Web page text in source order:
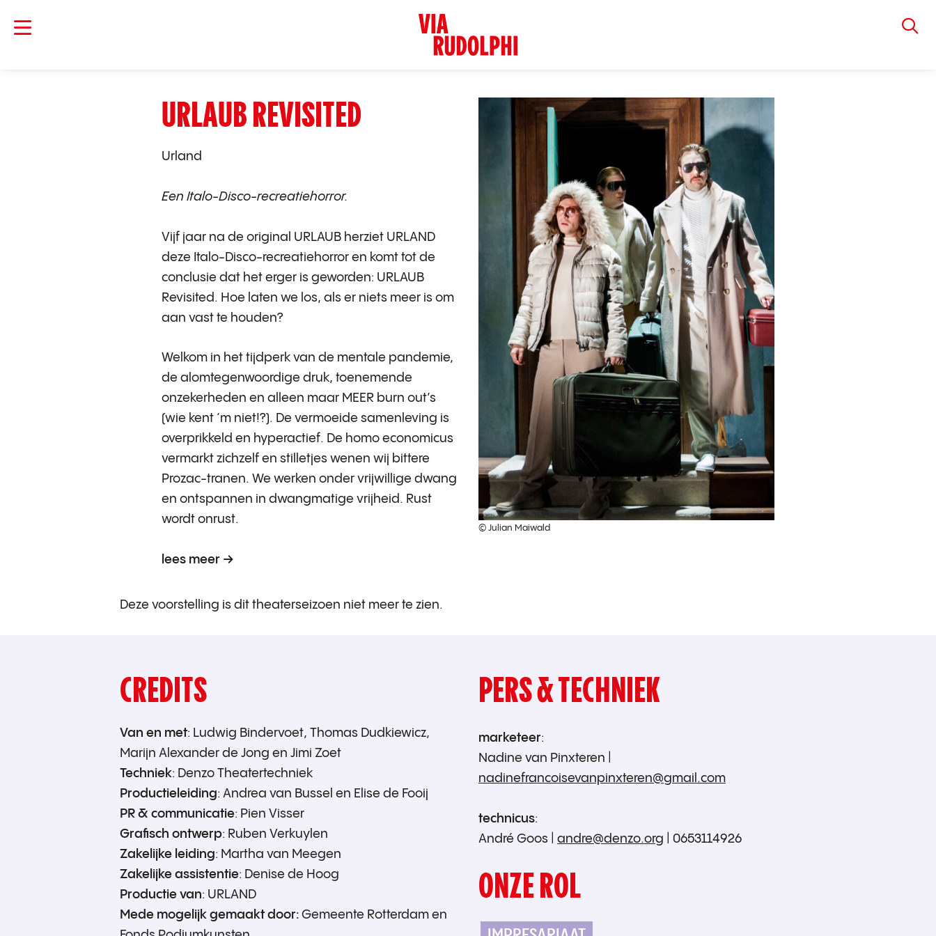
© Julian Maiwald
URLAUB REVISITED
Urland
Een Italo-Disco-recreatiehorror.
Vijf jaar na de original URLAUB herziet URLAND
deze Italo-Disco-recreatiehorror en komt tot de
conclusie dat het erger is geworden: URLAUB
Revisited. Hoe laten we los, als er niets meer is om
aan vast te houden?
Welkom in het tijdperk van de mentale pandemie,
de alomtegenwoordige druk, toenemende
onzekerheden en alleen maar MEER burn out’s
(wie kent ‘m niet!?). De vermoeide samenleving is
overprikkeld en hyperactief. De homo economicus
vermarkt zichzelf en stilletjes wenen wij bittere
Prozac-tranen. We werken onder vrijwillige dwang
en ontspannen in dwangmatige vrijheid. Rust
wordt onrust.
lees meer
Deze voorstelling is dit theaterseizoen niet meer te zien.
CREDITS
Van en met: Ludwig Bindervoet, Thomas Dudkiewicz,
Marijn Alexander de Jong en Jimi Zoet
Techniek: Denzo Theatertechniek
Productieleiding: Andrea van Bussel en Elise de Fooij
PR & communicatie: Pien Visser
Grafisch ontwerp: Ruben Verkuylen
Zakelijke leiding: Martha van Meegen
Zakelijke assistentie: Denise de Hoog
Productie van: URLAND
Mede mogelijk gemaakt door: Gemeente Rotterdam en
PERS & TECHNIEK
marketeer:
Nadine van Pinxteren |
nadinefrancoisevanpinxteren@gmail.com
technicus:
André Goos | andre@denzo.org | 0653114926
ONZE ROL